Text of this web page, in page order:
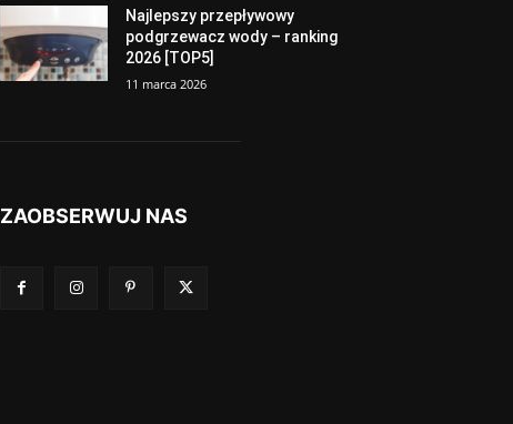
Najlepszy przepływowy
podgrzewacz wody – ranking
2026 [TOP5]
11 marca 2026
ZAOBSERWUJ NAS